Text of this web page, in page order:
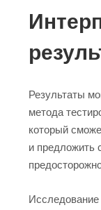
Результаты
метода
который
и предложить